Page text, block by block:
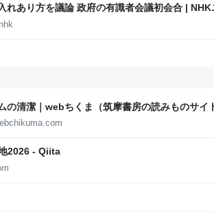
れあり方を議論 政府の有識者会議初会合 | NHK
清潔｜webちくま（筑摩書房の読みものサイ
2026 - Qiita